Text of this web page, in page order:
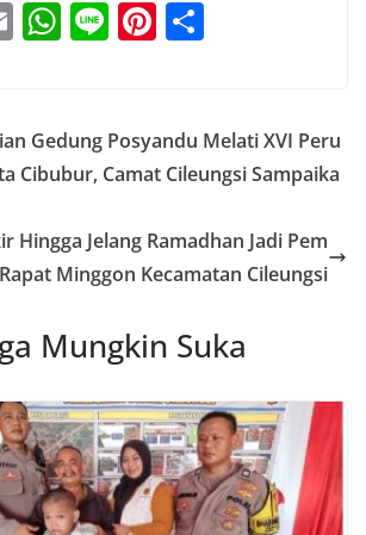
E
l
W
s
A
p
Li Pi
e
st
e
Gedung Posyandu Melati XVI Peru
Cibubur, Camat Cileungsi Sampaika
Hingga Jelang Ramadhan Jadi Pem
Minggon Kecamatan Cileungsi
Mungkin Suka